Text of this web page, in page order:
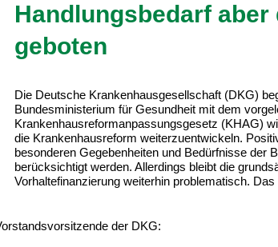
Handlungsbedarf aber
geboten
Die Deutsche Krankenhausgesellschaft (DKG)
Bundesministerium für Gesundheit mit dem
Krankenhausreformanpassungsgesetz (KHAG)
die Krankenhausreform weiterzuentwickeln.
besonderen Gegebenheiten und Bedürfnisse der
berücksichtigt werden. Allerdings bleibt die
Vorhaltefinanzierung weiterhin problematisch.
der DKG: